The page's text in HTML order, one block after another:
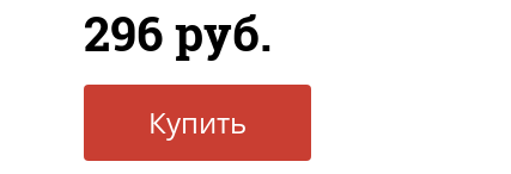
296 руб.
Купить